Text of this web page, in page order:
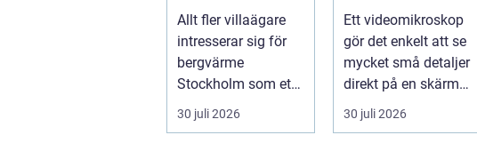
fler denna
uppvärmning
Allt fler villaägare
intresserar sig för
bergvärme
Stockholm som ett
sätt att få lägre
uppvärmningsk...
30 juli 2026
vardag
Ett videomikroskop
gör det enkelt att se
mycket små detaljer
direkt på en skärm, i
stället för genom...
30 juli 2026